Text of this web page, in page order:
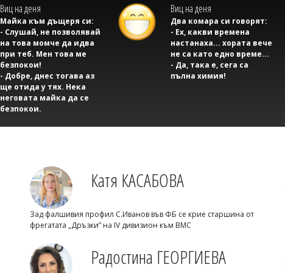
Виц на деня
Майка към дъщеря си:
- Слушай, не позволявай
на това момче да идва
при теб. Мен това ме
безпокои!
- Добре, днес тогава аз
ще отида у тях. Нека
неговата майка да се
безпокои.
Виц на деня
Два комара си говорят:
- Ех, какви времена
настанаха... хората вече
не са като едно време...
- Да, така е, сега са
пълна химия!
Катя КАСАБОВА
Зад фалшивия профил С.Иванов във ФБ се крие старшина от
фрегатата „Дръзки” на IV дивизион към ВМС
Радостина ГЕОРГИЕВА